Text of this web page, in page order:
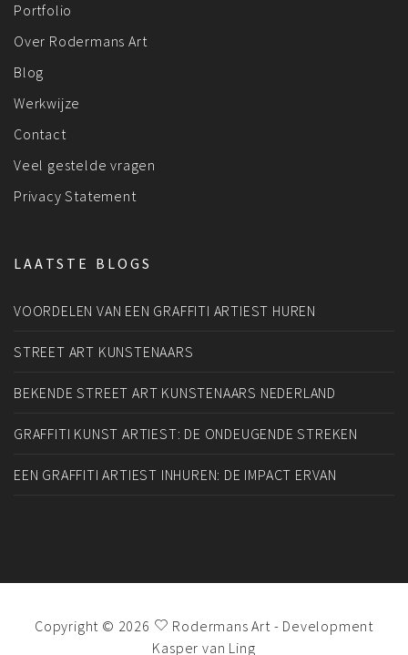
Portfolio
Over Rodermans Art
Blog
Werkwijze
Contact
Veel gestelde vragen
Privacy Statement
LAATSTE BLOGS
VOORDELEN VAN EEN GRAFFITI ARTIEST HUREN
STREET ART KUNSTENAARS
BEKENDE STREET ART KUNSTENAARS NEDERLAND
GRAFFITI KUNST ARTIEST: DE ONDEUGENDE STREKEN
EEN GRAFFITI ARTIEST INHUREN: DE IMPACT ERVAN
Copyright © 2026 Rodermans Art- Development
Kasper van Ling